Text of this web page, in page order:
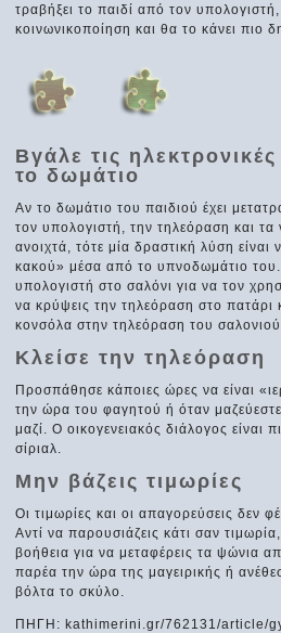
τραβήξει το παιδί από τον
κοινωνικοποίηση και θα το κάνει πιο
Βγάλε τις
το δωμάτιο
Αν το δωμάτιο του παιδιού έχει
τον υπολογιστή, την τηλεόραση και
ανοιχτά, τότε μία δραστική λύση
κακού» μέσα από το υπνοδωμάτιο του.
υπολογιστή στο σαλόνι για να τον
να κρύψεις την τηλεόραση στο πατάρι
κονσόλα στην τηλεόραση του
Κλείσε την τηλεόραση
Προσπάθησε κάποιες ώρες να είναι
την ώρα του φαγητού ή όταν
μαζί. Ο οικογενειακός διάλογος είναι
σίριαλ.
Μην βάζεις τιμωρίες
Οι τιμωρίες και οι απαγορεύσεις δεν
Αντί να παρουσιάζεις κάτι σαν
βοήθεια για να μεταφέρεις τα ψώνια
παρέα την ώρα της μαγειρικής ή
βόλτα το σκύλο.
ΠΗΓΗ: kathimerini.gr/762131/article/